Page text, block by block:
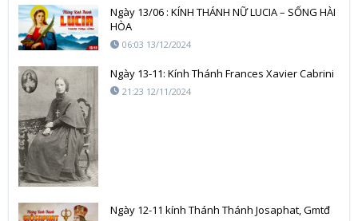
Ngày 13/06 : KÍNH THÁNH NỮ LUCIA – SỐNG HÀI
HÒA
06:03 13/12/2024
Ngày 13-11: Kính Thánh Frances Xavier Cabrini
21:23 12/11/2024
Ngày 12-11 kính Thánh Thánh Josaphat, Gmtđ